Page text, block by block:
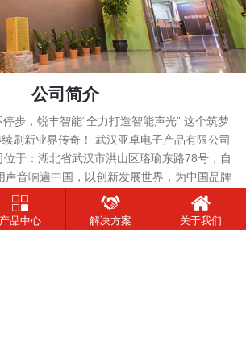
公司简介
步，锐丰智能“全力打造智能声光” 这个筑梦
刷新业界传奇！ 武汉亚卓电子产品有限公司
于：湖北省武汉市洪山区珞瑜东路78号，自
声音响遍中国，以创新发展世界，为中国品牌
司发展理念，致力于专业音响产品的销售推广
及相关服务......
查看详情+
产品中心 解决方案 关于我们